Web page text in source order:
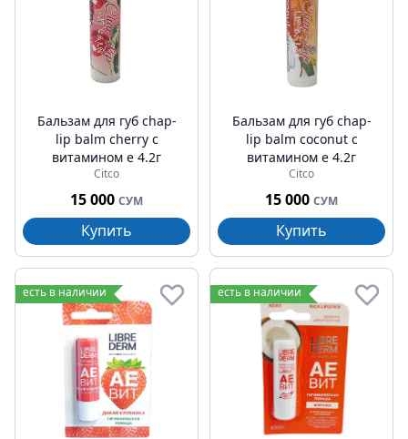
Бальзам для губ chap-
lip balm cherry c
витамином e 4.2г
Citco
15 000 СУМ
Купить
Бальзам для губ chap-
lip balm coconut c
витамином e 4.2г
Citco
15 000 СУМ
Купить
есть в наличии есть в наличии